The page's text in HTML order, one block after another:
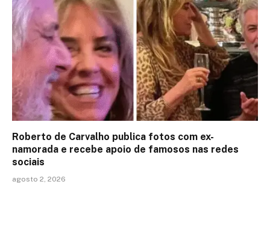
Roberto de Carvalho publica fotos com ex-
namorada e recebe apoio de famosos nas redes
sociais
agosto 2, 2026